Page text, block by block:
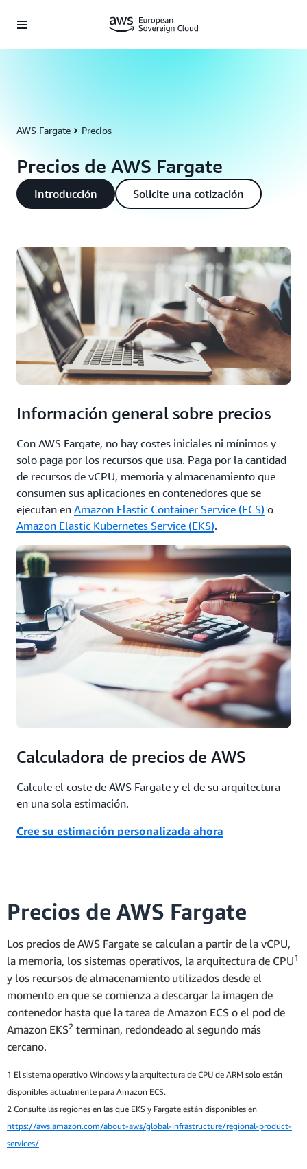
AWS Fargate Precios
Precios de AWS Fargate
Introducción Solicite una cotización
Información general sobre precios
Con AWS Fargate, no hay costes iniciales ni mínimos y
solo paga por los recursos que usa. Paga por la cantidad
de recursos de vCPU, memoria y almacenamiento que
consumen sus aplicaciones en contenedores que se
ejecutan en Amazon Elastic Container Service (ECS) o
Amazon Elastic Kubernetes Service (EKS).
Calculadora de precios de AWS
Calcule el coste de AWS Fargate y el de su arquitectura
en una sola estimación.
Cree su estimación personalizada ahora
Precios de AWS Fargate
Los precios de AWS Fargate se calculan a partir de la vCPU,
la memoria, los sistemas operativos, la arquitectura de CPU1
y los recursos de almacenamiento utilizados desde el
momento en que se comienza a descargar la imagen de
contenedor hasta que la tarea de Amazon ECS o el pod de
Amazon EKS2 terminan, redondeado al segundo más
cercano.
1 El sistema operativo Windows y la arquitectura de CPU de ARM solo están
disponibles actualmente para Amazon ECS.
2 Consulte las regiones en las que EKS y Fargate están disponibles en
https://aws.amazon.com/about-aws/global-infrastructure/regional-product-
services/